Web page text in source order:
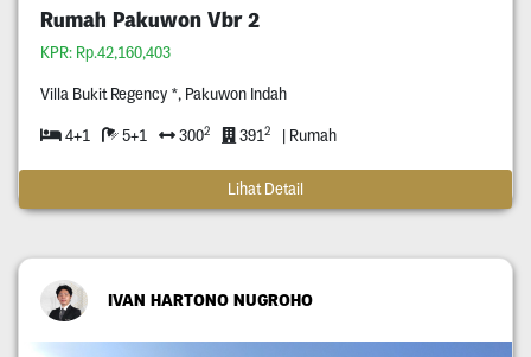
Rumah Pakuwon Vbr 2
KPR: Rp.42,160,403
Villa Bukit Regency *, Pakuwon Indah
4+1 5+1 3002 3912 | Rumah
Lihat Detail
IVAN HARTONO NUGROHO